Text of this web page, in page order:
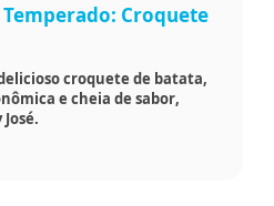
Croquete
croquete de batata,
e cheia de sabor,